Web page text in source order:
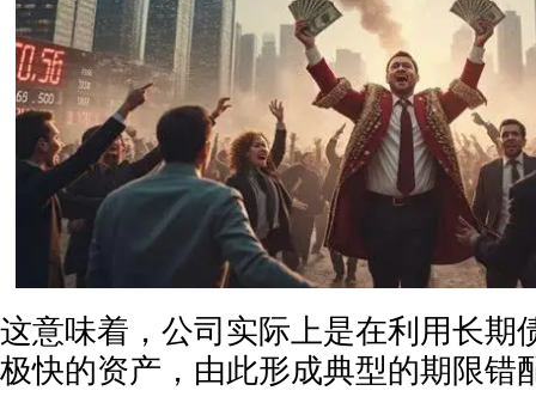
这意味着，公司实际上是在利用长期
极快的资产，由此形成典型的期限错